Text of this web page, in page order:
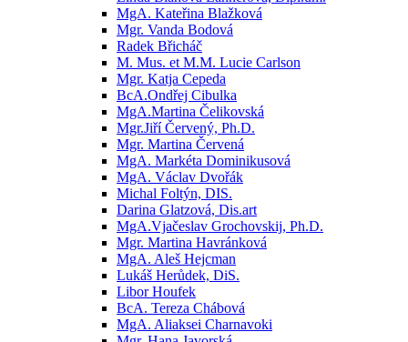
MgA. Kateřina Blažková
Mgr. Vanda Bodová
Radek Břicháč
M. Mus. et M.M. Lucie Carlson
Mgr. Katja Cepeda
BcA.Ondřej Cibulka
MgA.Martina Čelikovská
Mgr.Jiří Červený, Ph.D.
Mgr. Martina Červená
MgA. Markéta Dominikusová
MgA. Václav Dvořák
Michal Foltýn, DIS.
Darina Glatzová, Dis.art
MgA.Vjačeslav Grochovskij, Ph.D.
Mgr. Martina Havránková
MgA. Aleš Hejcman
Lukáš Herůdek, DiS.
Libor Houfek
BcA. Tereza Chábová
MgA. Aliaksei Charnavoki